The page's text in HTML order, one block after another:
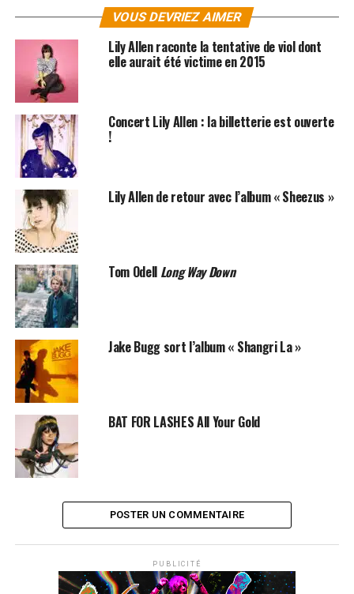
VOUS DEVRIEZ AIMER
Lily Allen raconte la tentative de viol dont
elle aurait été victime en 2015
Concert Lily Allen : la billetterie est ouverte
!
Lily Allen de retour avec l’album « Sheezus »
Tom Odell Long Way Down
Jake Bugg sort l’album « Shangri La »
BAT FOR LASHES All Your Gold
POSTER UN COMMENTAIRE
PUBLICITÉ